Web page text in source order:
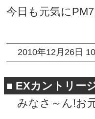
今日も元気に
2010年12月26日
■ EXカントリー
みなさ～ん!お